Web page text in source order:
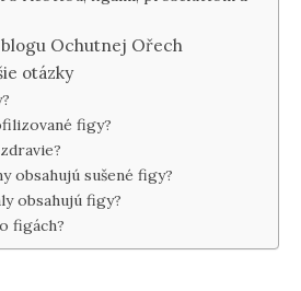
Ochutnej Ořech
otázky
figy?
obsahujú sušené figy?
obsahujú figy?
figách?